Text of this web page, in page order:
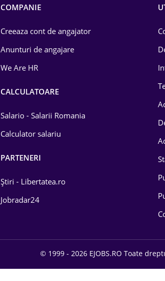
COMPANIE
Creeaza cont de angajator
Anunturi de angajare
We Are HR
CALCULATOARE
Salario - Salarii Romania
Calculator salariu
PARTENERI
Știri - Libertatea.ro
Jobradar24
© 1999 - 2026 EJOBS.RO Toate